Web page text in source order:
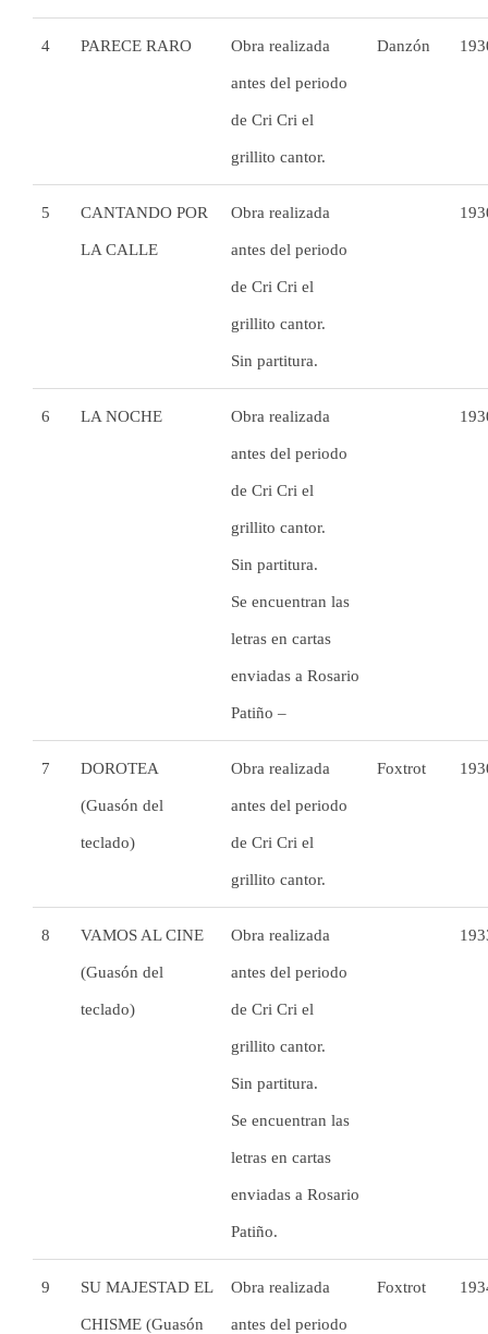
4 PARECE RARO Obra realizada
antes del periodo
de Cri Cri el
grillito cantor.
Danzón
5 CANTANDO POR
LA CALLE
Obra realizada
antes del periodo
de Cri Cri el
grillito cantor.
Sin partitura.
6 LA NOCHE Obra realizada
antes del periodo
de Cri Cri el
grillito cantor.
Sin partitura.
Se encuentran las
letras en cartas
enviadas a Rosario
Patiño –
7 DOROTEA
(Guasón del
teclado)
Obra realizada
antes del periodo
de Cri Cri el
grillito cantor.
Foxtrot
8 VAMOS AL CINE
(Guasón del
teclado)
Obra realizada
antes del periodo
de Cri Cri el
grillito cantor.
Sin partitura.
Se encuentran las
letras en cartas
enviadas a Rosario
Patiño.
9 SU MAJESTAD EL
CHISME (Guasón
Obra realizada
antes del periodo
Foxtrot